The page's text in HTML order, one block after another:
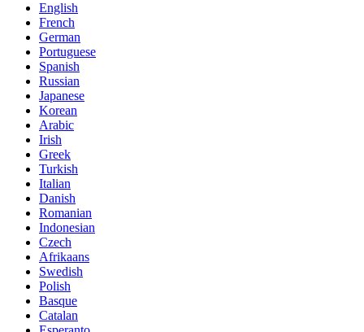
English
French
German
Portuguese
Spanish
Russian
Japanese
Korean
Arabic
Irish
Greek
Turkish
Italian
Danish
Romanian
Indonesian
Czech
Afrikaans
Swedish
Polish
Basque
Catalan